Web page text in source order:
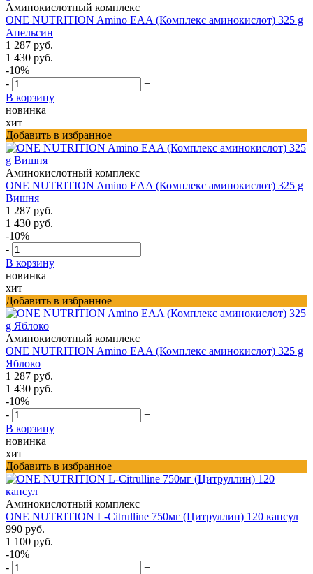
Аминокислотный комплекс
ONE NUTRITION Amino EAA (Комплекс аминокислот) 325 g
Апельсин
1 287 руб.
1 430 руб.
-10%
-
+
В корзину
новинка
хит
Добавить в избранное
Аминокислотный комплекс
ONE NUTRITION Amino EAA (Комплекс аминокислот) 325 g
Вишня
1 287 руб.
1 430 руб.
-10%
-
+
В корзину
новинка
хит
Добавить в избранное
Аминокислотный комплекс
ONE NUTRITION Amino EAA (Комплекс аминокислот) 325 g
Яблоко
1 287 руб.
1 430 руб.
-10%
-
+
В корзину
новинка
хит
Добавить в избранное
Аминокислотный комплекс
ONE NUTRITION L-Citrulline 750мг (Цитруллин) 120 капсул
990 руб.
1 100 руб.
-10%
-
+